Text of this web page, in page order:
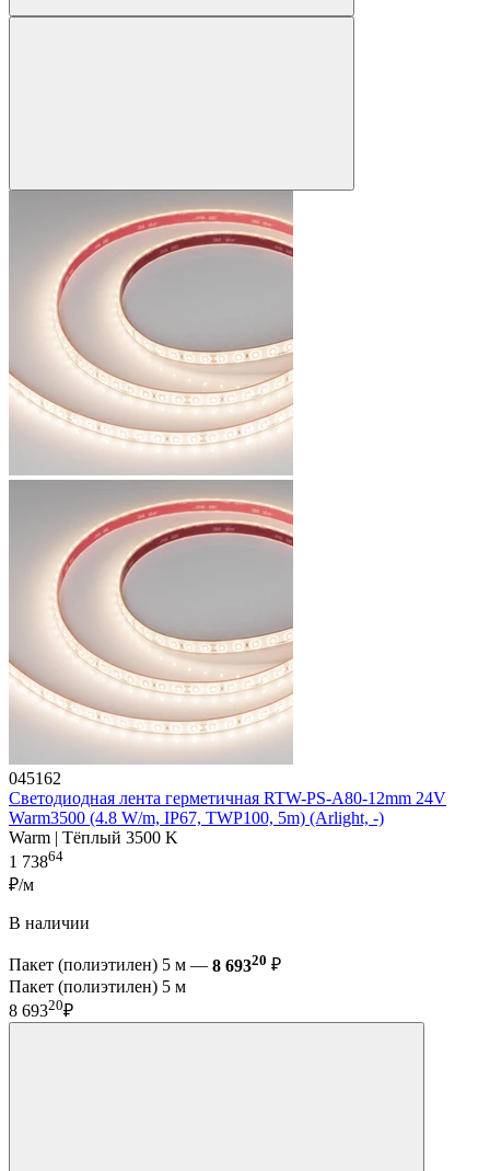
045162
Светодиодная лента герметичная RTW-PS-A80-12mm 24V
Warm3500 (4.8 W/m, IP67, TWP100, 5m) (Arlight, -)
Warm | Тёплый 3500 K
1 73864
₽/м
В наличии
Пакет (полиэтилен) 5 м — 8 69320 ₽
Пакет (полиэтилен) 5 м
8 69320₽